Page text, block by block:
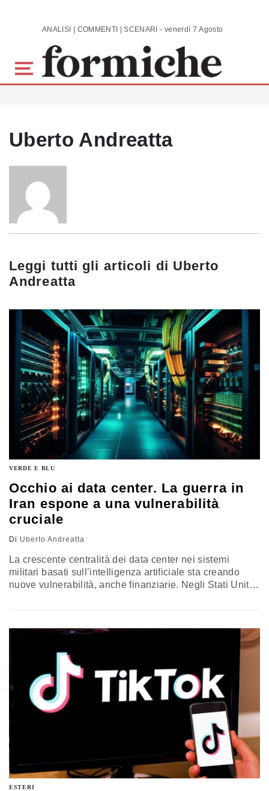
Skip to main content ANALISI | COMMENTI | SCENARI - venerdì 7 Agosto 2026
Uberto Andreatta
Leggi tutti gli articoli di Uberto
Andreatta
VERDE E BLU
Occhio ai data center. La guerra in
Iran espone a una vulnerabilità
cruciale
Di Uberto Andreatta
La crescente centralità dei data center nei sistemi
militari basati sull’intelligenza artificiale sta creando
nuove vulnerabilità, anche finanziarie. Negli Stati Uniti il
ESTERI